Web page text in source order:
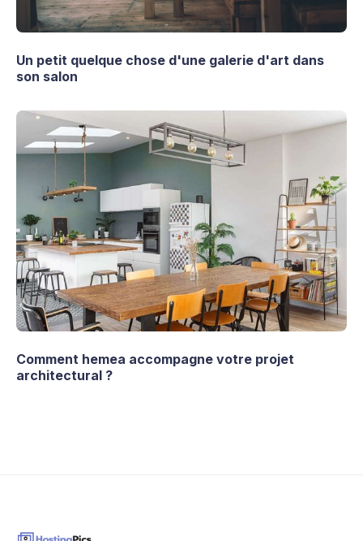
Un petit quelque chose d'une galerie d'art dans
son salon
Comment hemea accompagne votre projet
architectural ?